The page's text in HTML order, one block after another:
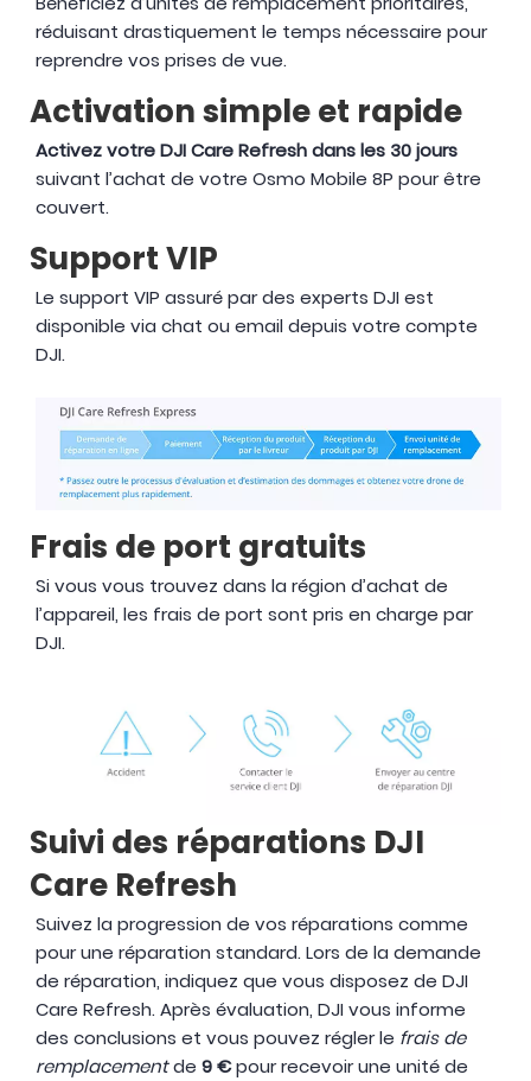
réduisant drastiquement le temps nécessaire pour
reprendre vos prises de vue.
Activation simple et rapide
Activez votre DJI Care Refresh dans les 30 jours
suivant l’achat de votre Osmo Mobile 8P pour être
couvert.
Support VIP
Le support VIP assuré par des experts DJI est
disponible via chat ou email depuis votre compte
DJI.
Frais de port gratuits
Si vous vous trouvez dans la région d’achat de
l’appareil, les frais de port sont pris en charge par
DJI.
Suivi des réparations DJI
Care Refresh
Suivez la progression de vos réparations comme
pour une réparation standard. Lors de la demande
de réparation, indiquez que vous disposez de DJI
Care Refresh. Après évaluation, DJI vous informe
des conclusions et vous pouvez régler le frais de
remplacementde 9 €pour recevoir une unité de